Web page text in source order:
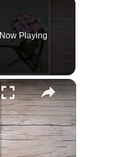
Now Playing